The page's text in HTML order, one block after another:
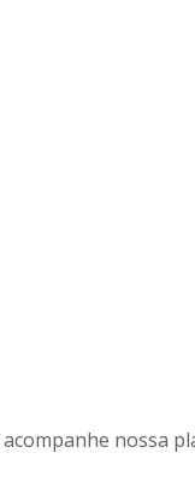
acompanhe nossa